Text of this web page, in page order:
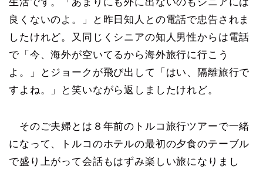
良くないのよ。」と昨日知人との電話で忠告されま
したけれど。又同じくシニアの知人男性からは電話
で「今、海外が空いてるから海外旅行に行こう
よ。」とジョークが飛び出して「はい、隔離旅行で
すよね。」と笑いながら返しましたけれど。
そのご夫婦とは８年前のトルコ旅行ツアーで一緒
になって、トルコのホテルの最初の夕食のテーブル
で盛り上がって会話もはずみ楽しい旅になりまし